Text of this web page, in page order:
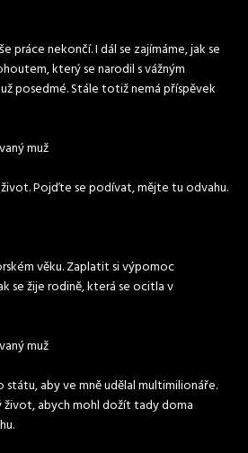
práce nekončí. I dál se zajímáme, jak se
který se narodil s vážným
posedmé. Stále totiž nemá příspěvek
muž
Pojďte se podívat, mějte tu odvahu.
věku. Zaplatit si výpomoc
se žije rodině, která se ocitla v
muž
aby ve mně udělal multimilionáře.
abych mohl dožít tady doma